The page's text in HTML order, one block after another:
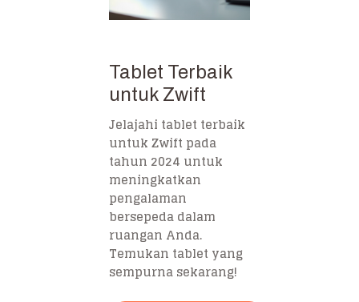
Tablet Terbaik
untuk Zwift
Jelajahi tablet terbaik
untuk Zwift pada
tahun 2024 untuk
meningkatkan
pengalaman
bersepeda dalam
ruangan Anda.
Temukan tablet yang
sempurna sekarang!